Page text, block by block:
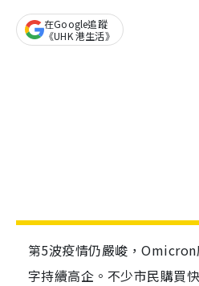
在Google追蹤
《UHK 港生活》
第5波疫情仍嚴峻，
字持續高企。不少市民購買